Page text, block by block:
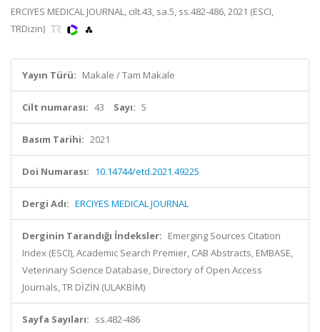
ERCIYES MEDICAL JOURNAL, cilt.43, sa.5, ss.482-486, 2021 (ESCI,
TRDizin)
Yayın Türü: Makale / Tam Makale
Cilt numarası: 43 Sayı: 5
Basım Tarihi: 2021
Doi Numarası: 10.14744/etd.2021.49225
Dergi Adı: ERCIYES MEDICAL JOURNAL
Derginin Tarandığı İndeksler: Emerging Sources Citation
Index (ESCI), Academic Search Premier, CAB Abstracts, EMBASE,
Veterinary Science Database, Directory of Open Access
Journals, TR DİZİN (ULAKBİM)
Sayfa Sayıları: ss.482-486